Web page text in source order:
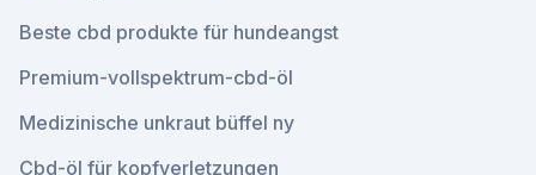
Beste cbd produkte für hundeangst
Premium-vollspektrum-cbd-öl
Medizinische unkraut büffel ny
Cbd-öl für kopfverletzungen